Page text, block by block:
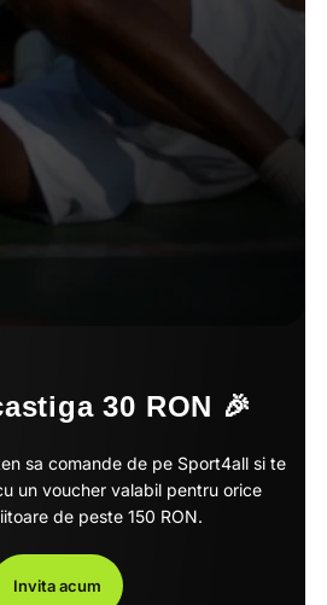
30 RON 🎉
sa comande de pe Sport4all si te
un voucher valabil pentru orice
de peste 150 RON.
Invita acum